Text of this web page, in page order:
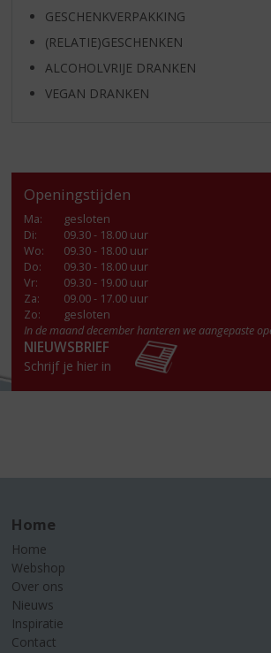
GESCHENKVERPAKKING
(RELATIE)GESCHENKEN
ALCOHOLVRIJE DRANKEN
VEGAN DRANKEN
Openingstijden
Ma:
gesloten
Di:
09.30 - 18.00 uur
Wo:
09.30 - 18.00 uur
Do:
09.30 - 18.00 uur
Vr:
09.30 - 19.00 uur
Za:
09.00 - 17.00 uur
Zo:
gesloten
In de maand december hanteren we aangepaste
NIEUWSBRIEF
Schrijf je hier in
Home
Home
Webshop
Over ons
Nieuws
Inspiratie
Contact